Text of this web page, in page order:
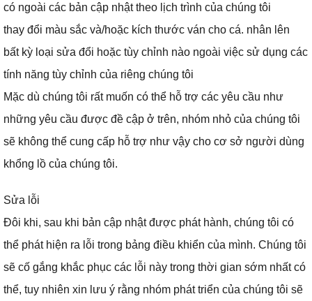
có ngoài các bản cập nhật theo lịch trình của chúng tôi
thay đổi màu sắc và/hoặc kích thước ván cho cá. nhân lên
bất kỳ loại sửa đổi hoặc tùy chỉnh nào ngoài việc sử dụng các
tính năng tùy chỉnh của riêng chúng tôi
Mặc dù chúng tôi rất muốn có thể hỗ trợ các yêu cầu như
những yêu cầu được đề cập ở trên, nhóm nhỏ của chúng tôi
sẽ không thể cung cấp hỗ trợ như vậy cho cơ sở người dùng
khổng lồ của chúng tôi.
Sửa lỗi
Đôi khi, sau khi bản cập nhật được phát hành, chúng tôi có
thể phát hiện ra lỗi trong bảng điều khiển của mình. Chúng tôi
sẽ cố gắng khắc phục các lỗi này trong thời gian sớm nhất có
thể, tuy nhiên xin lưu ý rằng nhóm phát triển của chúng tôi sẽ